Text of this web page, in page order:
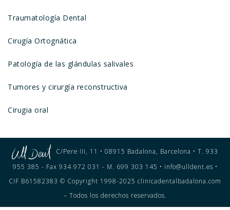
Traumatología Dental
Cirugía Ortognática
Patología de las glándulas salivales
Tumores y cirurgía reconstructiva
Cirugia oral
C/Pere III, 11 • 08915 Badalona, Barcelona • T. 933
955 385 - Fax 934 972 031 - M. 699 303 145 • info@ulldent.es •
CIF B61582383 © Copyright 1998-2025 clinicadentalbadalona.com
– Todos los derechos reservados.